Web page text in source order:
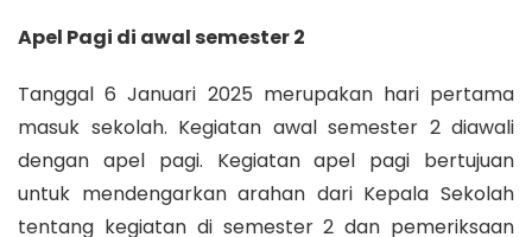
Apel Pagi di awal semester 2
Tanggal 6 Januari 2025 merupakan hari pertama
masuk sekolah. Kegiatan awal semester 2 diawali
dengan apel pagi. Kegiatan apel pagi bertujuan
untuk mendengarkan arahan dari Kepala Sekolah
tentang kegiatan di semester 2 dan pemeriksaan